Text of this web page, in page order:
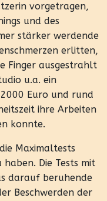
vorgetragen,
und des
stärker werdende
erlitten,
Finger ausgestrahlt
u.a. ein
Euro und rund
ihre Arbeiten
konnte.
Maximaltests
Die Tests mit
darauf beruhende
Beschwerden der